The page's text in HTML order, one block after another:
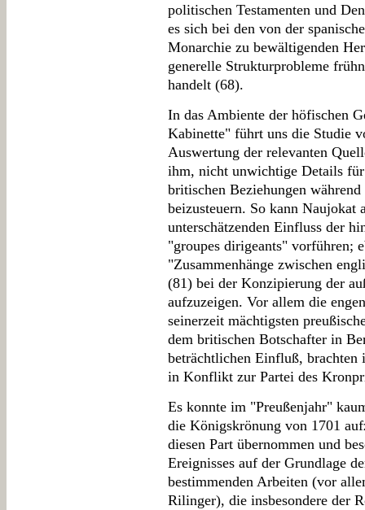
politischen Testamenten und
es sich bei den von der
Monarchie zu bewältigenden
generelle Strukturprobleme
handelt (68).
In das Ambiente der höfischen
Kabinette" führt uns die Studie
Auswertung der relevanten
ihm, nicht unwichtige Details
britischen Beziehungen
beizusteuern. So kann Naujokat
unterschätzenden Einfluss der
"groupes dirigeants" vorführen;
"Zusammenhänge zwischen
(81) bei der Konzipierung der
aufzuzeigen. Vor allem die
seinerzeit mächtigsten
dem britischen Botschafter in
beträchtlichen Einfluß, brachten
in Konflikt zur Partei des
Es konnte im "Preußenjahr"
die Königskrönung von 1701
diesen Part übernommen und
Ereignisses auf der Grundlage
bestimmenden Arbeiten (vor
Rilinger), die insbesondere der